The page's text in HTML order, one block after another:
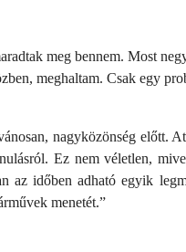
meg bennem. Most
meghaltam. Csak egy
nagyközönség előtt.
Ez nem véletlen,
időben adható egyik
menetét.”